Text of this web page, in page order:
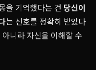
을 기억했다는 건 당신이
는 신호를 정확히 받았다
니라 자신을 이해할 수